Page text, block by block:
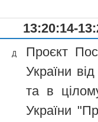
13:20:14-
Д
Проєкт
України
та в
України